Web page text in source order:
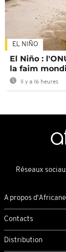
EL NIÑO
El Niño :
la faim
Il y a 16 heures
Réseaux
A propos
Contacts
Distribution